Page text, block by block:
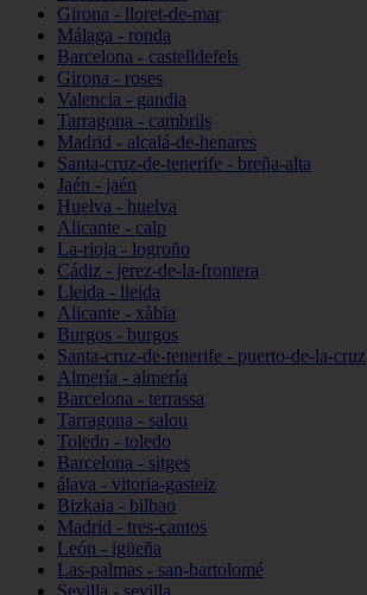
Girona - lloret-de-mar
Málaga - ronda
Barcelona - castelldefels
Girona - roses
Valencia - gandia
Tarragona - cambrils
Madrid - alcalá-de-henares
Santa-cruz-de-tenerife - breña-alta
Jaén - jaén
Huelva - huelva
Alicante - calp
La-rioja - logroño
Cádiz - jerez-de-la-frontera
Lleida - lleida
Alicante - xàbia
Burgos - burgos
Santa-cruz-de-tenerife - puerto-de-la-cruz
Almería - almería
Barcelona - terrassa
Tarragona - salou
Toledo - toledo
Barcelona - sitges
álava - vitoria-gasteiz
Bizkaia - bilbao
Madrid - tres-cantos
León - igüeña
Las-palmas - san-bartolomé
Sevilla - sevilla